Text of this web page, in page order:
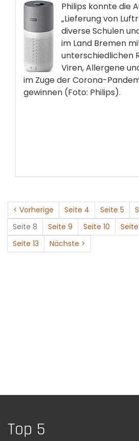
Philips konnte die
„Lieferung von
diverse Schulen
im Land Bremen
unterschiedlichen
Viren, Allergene
im Zuge der Corona-
gewinnen (Foto: Philips).
< Vorherige Seite 4 Seite 5
Seite 8
Seite 9 Seite 10 Seite
Seite 13
Nächste >
Top 5